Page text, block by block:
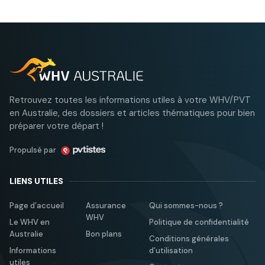
Retrouvez toutes les informations utiles à votre WHV/PVT
en Australie, des dossiers et articles thématiques pour bien
préparer votre départ !
Propulsé par
LIENS UTILES
Page d’accueil
Le WHV en
Australie
Informations
utiles
Assurance
WHV
Bon plans
Qui sommes-nous ?
Politique de confidentialité
Conditions générales
d’utilisation